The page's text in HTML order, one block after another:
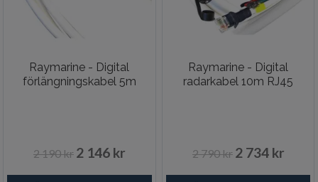
Raymarine - Digital
förlängningskabel 5m
2 190 kr 2 146 kr
Raymarine - Digital
radarkabel 10m RJ45
2 790 kr 2 734 kr